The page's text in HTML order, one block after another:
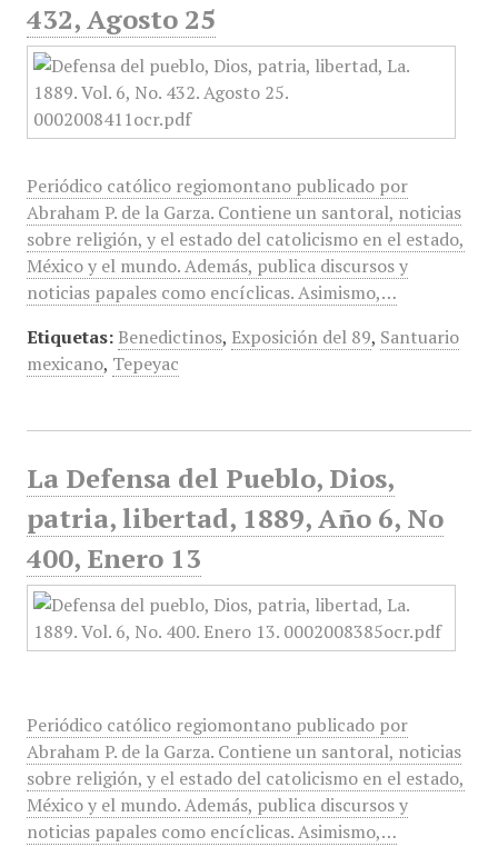
432, Agosto 25
Periódico católico regiomontano publicado por
Abraham P. de la Garza. Contiene un santoral, noticias
sobre religión, y el estado del catolicismo en el estado,
México y el mundo. Además, publica discursos y
noticias papales como encíclicas. Asimismo,…
Etiquetas: Benedictinos, Exposición del 89, Santuario
mexicano, Tepeyac
La Defensa del Pueblo, Dios,
patria, libertad, 1889, Año 6, No
400, Enero 13
Periódico católico regiomontano publicado por
Abraham P. de la Garza. Contiene un santoral, noticias
sobre religión, y el estado del catolicismo en el estado,
México y el mundo. Además, publica discursos y
noticias papales como encíclicas. Asimismo,…